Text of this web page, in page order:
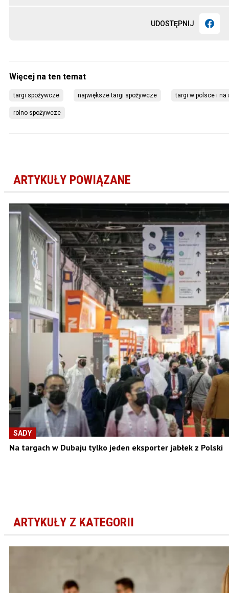
UDOSTĘPNIJ
targi spożywcze największe targi spożywcze targi w polsce i na
rolno spożywcze
ARTYKUŁY POWIĄZANE
SADY
Na targach w Dubaju tylko jeden eksporter jabłek z Polski
ARTYKUŁY Z KATEGORII